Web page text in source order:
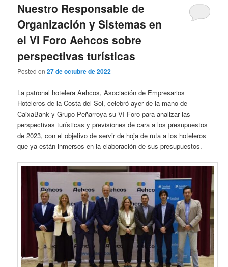
Nuestro Responsable de
Organización y Sistemas en
el VI Foro Aehcos sobre
perspectivas turísticas
Posted on27 de octubre de 2022
La patronal hotelera Aehcos, Asociación de Empresarios
Hoteleros de la Costa del Sol, celebró ayer de la mano de
CaixaBank y Grupo Peñarroya su VI Foro para analizar las
perspectivas turísticas y previsiones de cara a los presupuestos
de 2023, con el objetivo de servir de hoja de ruta a los hoteleros
que ya están inmersos en la elaboración de sus presupuestos.